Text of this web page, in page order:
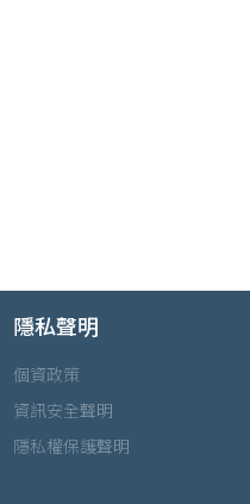
隱私聲明
個資政策
資訊安全聲明
隱私權保護聲明